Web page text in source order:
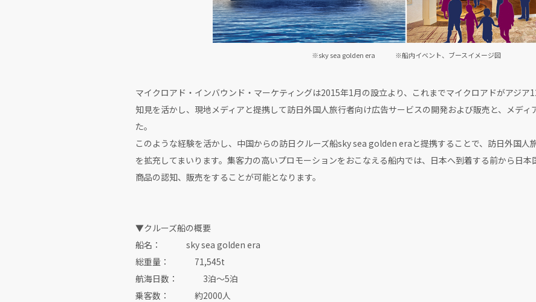
※sky sea golden era ※船内イベント、ブースイメージ図
マイクロアド・インバウンド・マーケティングは2015年1月の設立より、これまでマイクロアドがアジア
知見を活かし、現地メディアと提携して訪日外国人旅行者向け広告サービスの開発および販売と、メディ
た。
このような経験を活かし、中国からの訪日クルーズ船sky sea golden eraと提携することで、訪日外国人
を拡充してまいります。集客力の高いプロモーションをおこなえる船内では、日本へ到着する前から日
商品の認知、販売をすることが可能となります。
▼クルーズ船の概要
船名： sky sea golden era
総重量： 71,545t
航海日数： 3泊～5泊
乗客数： 約2000人